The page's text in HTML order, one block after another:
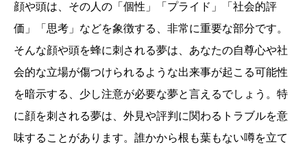
顔や頭は、その人の「個性」「プライド」「社会的評
価」「思考」などを象徴する、非常に重要な部分です。
そんな顔や頭を蜂に刺される夢は、あなたの自尊心や社
会的な立場が傷つけられるような出来事が起こる可能性
を暗示する、少し注意が必要な夢と言えるでしょう。特
に顔を刺される夢は、外見や評判に関わるトラブルを意
味することがあります。誰かから根も葉もない噂を立て